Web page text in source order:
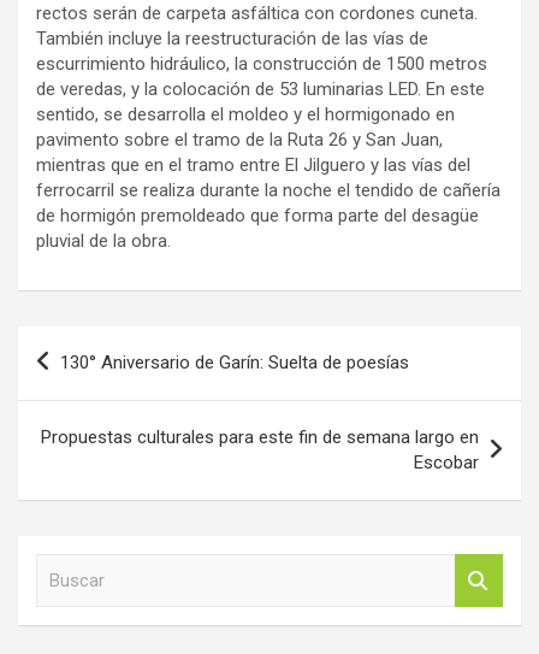
rectos serán de carpeta asfáltica con cordones cuneta.
También incluye la reestructuración de las vías de
escurrimiento hidráulico, la construcción de 1500 metros
de veredas, y la colocación de 53 luminarias LED. En este
sentido, se desarrolla el moldeo y el hormigonado en
pavimento sobre el tramo de la Ruta 26 y San Juan,
mientras que en el tramo entre El Jilguero y las vías del
ferrocarril se realiza durante la noche el tendido de cañería
de hormigón premoldeado que forma parte del desagüe
pluvial de la obra.
Navegación
entradas
130° Aniversario de Garín: Suelta de poesías
Propuestas culturales para este fin de semana largo en
Escobar